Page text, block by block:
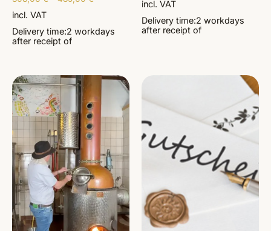
incl. VAT
Delivery time:2 workdays
after receipt of
incl. VAT
Delivery time:2 workdays
after receipt of